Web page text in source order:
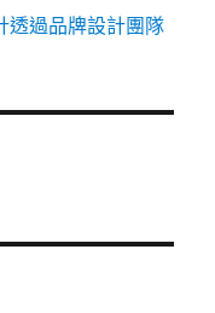
透過品牌設計團隊